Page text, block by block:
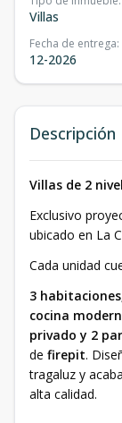
Villas
Fecha de entrega:
12-2026
Descripción
Villas de 2
Exclusivo
ubicado en La
Cada unidad
3
cocina
privado y 2
de firepit.
tragaluz y
alta calidad.